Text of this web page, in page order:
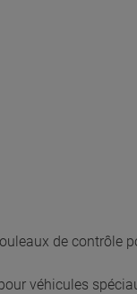
de contrôle
véhicules